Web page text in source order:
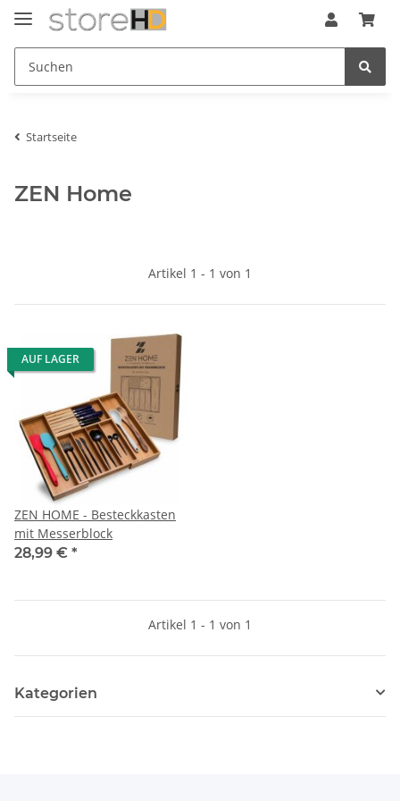
Startseite
ZEN Home
Artikel 1 - 1 von 1
AUF LAGER
ZEN HOME - Besteckkasten
mit Messerblock
28,99 € *
Artikel 1 - 1 von 1
Kategorien